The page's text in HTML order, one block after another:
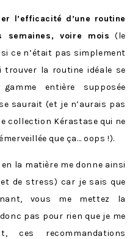
l’efficacité d’une routine
semaines, voire mois (le
ce n’était pas simplement
trouver la routine idéale se
entière supposée
saurait (et je n’aurais pas
collection Kérastase qui ne
que ça… oops !).
la matière me donne ainsi
de stress) car je sais que
vous me mettez la
pas pour rien que je me
ces recommandations